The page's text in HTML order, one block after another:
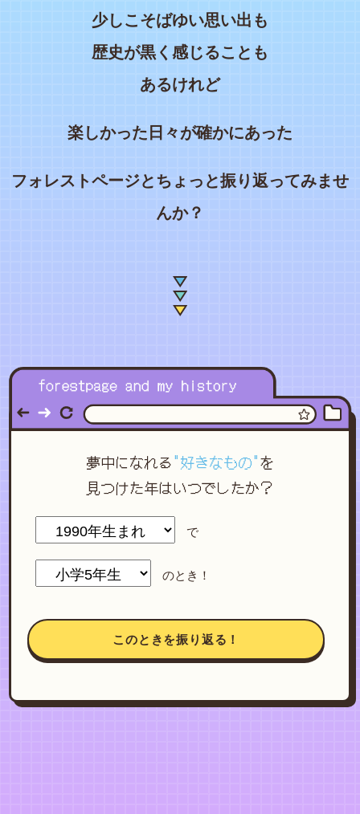
少しこそばゆい思い出も
歴史が黒く感じることも
あるけれど
楽しかった日々が確かにあった
フォレストページとちょっと振り返ってみませ
んか？
夢中になれる"好きなもの"を
見つけた年はいつでしたか？
で
のとき！
このときを振り返る！